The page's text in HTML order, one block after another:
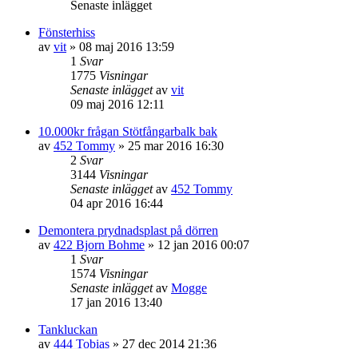
Senaste inlägget
Fönsterhiss
av vit » 08 maj 2016 13:59
1 Svar
1775 Visningar
Senaste inläggetav vit
09 maj 2016 12:11
10.000kr frågan Stötfångarbalk bak
av 452 Tommy » 25 mar 2016 16:30
2 Svar
3144 Visningar
Senaste inläggetav 452 Tommy
04 apr 2016 16:44
Demontera prydnadsplast på dörren
av 422 Bjorn Bohme » 12 jan 2016 00:07
1 Svar
1574 Visningar
Senaste inläggetav Mogge
17 jan 2016 13:40
Tankluckan
av 444 Tobias » 27 dec 2014 21:36